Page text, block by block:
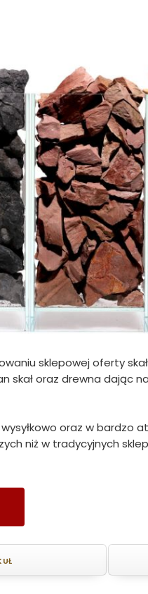
sklepowej oferty
skał oraz drewna dając
oraz w bardzo
niż w tradycyjnych